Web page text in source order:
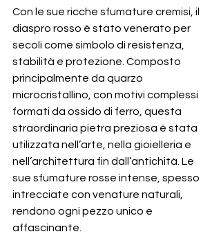
Con le sue ricche sfumature cremisi, il
diaspro rosso è stato venerato per
secoli come simbolo di resistenza,
stabilità e protezione. Composto
principalmente da quarzo
microcristallino, con motivi complessi
formati da ossido di ferro, questa
straordinaria pietra preziosa è stata
utilizzata nell’arte, nella gioielleria e
nell’architettura fin dall’antichità. Le
sue sfumature rosse intense, spesso
intrecciate con venature naturali,
rendono ogni pezzo unico e
affascinante.